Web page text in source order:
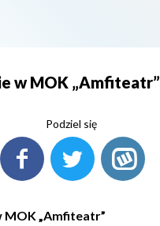
w MOK „Amfiteatr”
Podziel się
„Amfiteatr”